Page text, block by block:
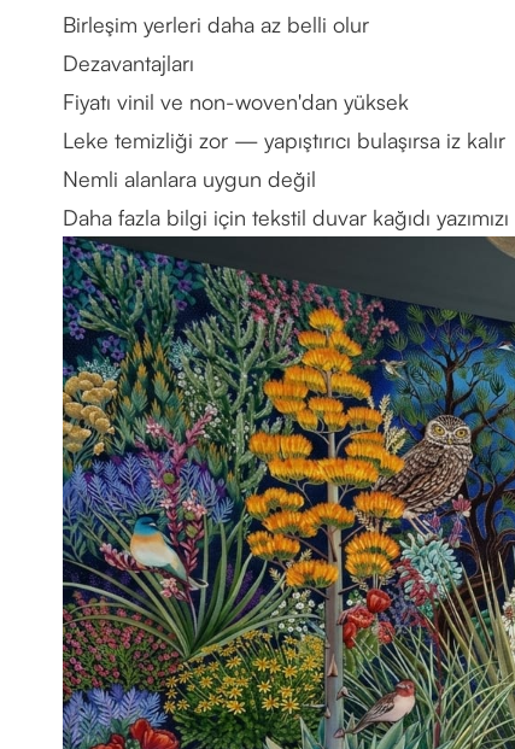
Birleşim yerleri daha az belli olur
Dezavantajları
Fiyatı vinil ve non-woven'dan yüksek
Leke temizliği zor — yapıştırıcı bulaşırsa iz kalır
Nemli alanlara uygun değil
Daha fazla bilgi için tekstil duvar kağıdı yazımızı